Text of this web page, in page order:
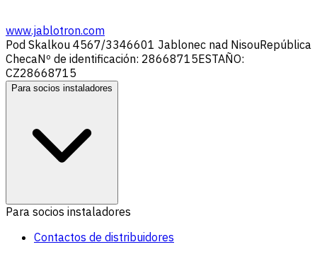
www.jablotron.com
Pod Skalkou 4567/3346601 Jablonec nad NisouRepública
ChecaNº de identificación: 28668715ESTAÑO:
CZ28668715
Para socios instaladores
Para socios instaladores
Contactos de distribuidores